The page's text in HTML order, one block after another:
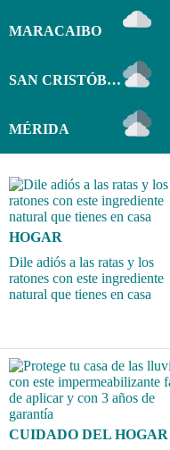
MARACAIBO
SAN CRISTÓBAL
MÉRIDA
HOGAR
Dile adiós a las ratas y los
ratones con este ingrediente
natural que tienes en casa
CUIDADO DEL HOGAR